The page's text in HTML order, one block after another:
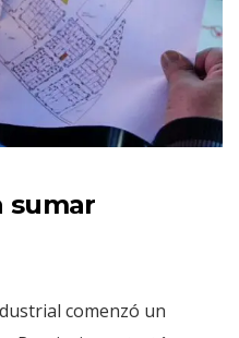
sumar
comenzó un